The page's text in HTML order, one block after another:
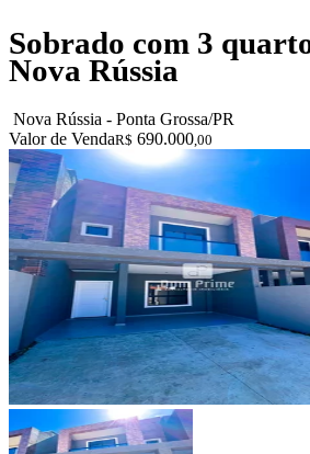
Sobrado com 3
Nova Rússia
Nova Rússia - Ponta Grossa/PR
Valor de VendaR$ 690.000,00